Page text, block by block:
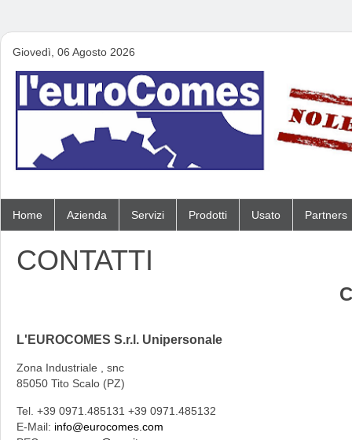
Giovedì, 06 Agosto 2026
Home Azienda Servizi Prodotti Usato Partners
CONTATTI
L'EUROCOMES S.r.l. Unipersonale
Zona Industriale , snc
85050 Tito Scalo (PZ)
Tel. +39 0971.485131 +39 0971.485132
E-Mail: info@eurocomes.com